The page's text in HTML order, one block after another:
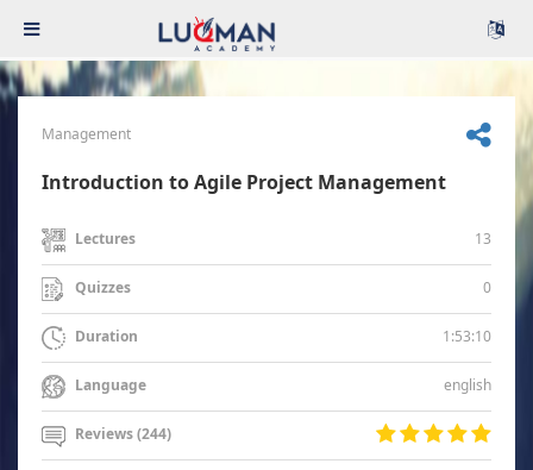
Management
Introduction to Agile Project Management
Lectures 13
Quizzes 0
Duration 1:53:10
Language english
Reviews (244)